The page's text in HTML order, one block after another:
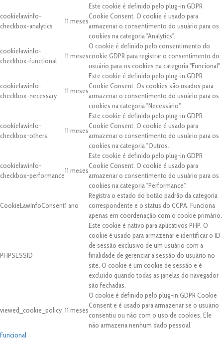
cookielawinfo-
checkbox-analytics
11 meses
Este cookie é definido pelo plug-in GDPR
Cookie Consent. O cookie é usado para
armazenar o consentimento do usuário para os
cookies na categoria "Analytics".
cookielawinfo-
checkbox-functional
11 meses
O cookie é definido pelo consentimento do
cookie GDPR para registrar o consentimento do
usuário para os cookies na categoria "Funcional".
cookielawinfo-
checkbox-necessary
11 meses
Este cookie é definido pelo plug-in GDPR
Cookie Consent. Os cookies são usados para
armazenar o consentimento do usuário para os
cookies na categoria "Necessário".
cookielawinfo-
checkbox-others
11 meses
Este cookie é definido pelo plug-in GDPR
Cookie Consent. O cookie é usado para
armazenar o consentimento do usuário para os
cookies na categoria "Outros.
cookielawinfo-
checkbox-performance
11 meses
Este cookie é definido pelo plug-in GDPR
Cookie Consent. O cookie é usado para
armazenar o consentimento do usuário para os
cookies na categoria "Performance".
CookieLawInfoConsent1 ano
Registra o estado do botão padrão da categoria
correspondente e o status do CCPA. Funciona
apenas em coordenação com o cookie primário.
PHPSESSID
Este cookie é nativo para aplicativos PHP. O
cookie é usado para armazenar e identificar o ID
de sessão exclusivo de um usuário com a
finalidade de gerenciar a sessão do usuário no
site. O cookie é um cookie de sessão e é
excluído quando todas as janelas do navegador
são fechadas.
viewed_cookie_policy 11 meses
O cookie é definido pelo plug-in GDPR Cookie
Consent e é usado para armazenar se o usuário
consentiu ou não com o uso de cookies. Ele
não armazena nenhum dado pessoal.
Funcional